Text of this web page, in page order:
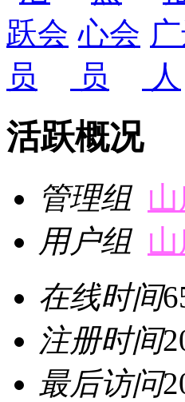
活跃概况
管理组
用户组
在线时间
注册时间
最后访问